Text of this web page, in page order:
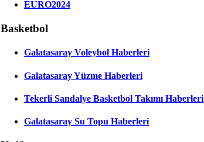
EURO2024
Basketbol
Galatasaray Voleybol Haberleri
Galatasaray Yüzme Haberleri
Tekerli Sandalye Basketbol Takımı Haberleri
Galatasaray Su Topu Haberleri